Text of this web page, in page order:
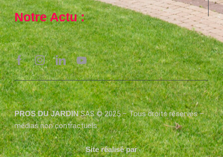
Notre Actu :
PROS DU JARDINSAS © 2025 – Tous droits réservés –
médias non contractuels
Site réalisé par